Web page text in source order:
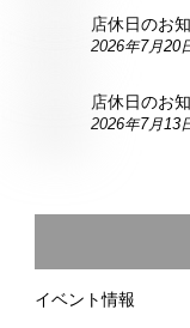
店休日のお
2026年7月20
店休日のお
2026年7月13
イベント情報